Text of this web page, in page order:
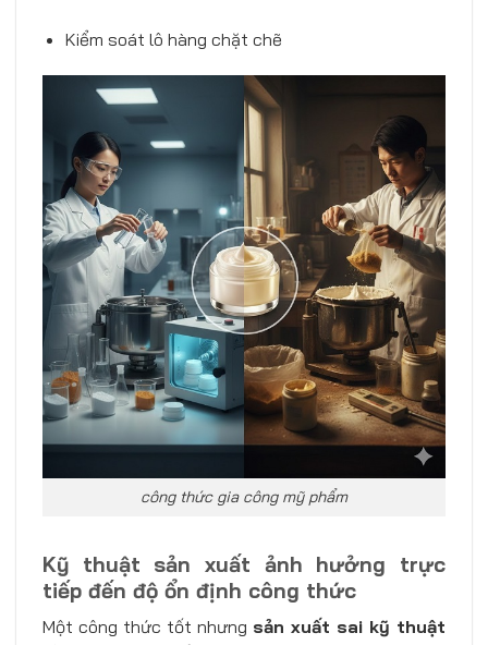
Kiểm soát lô hàng chặt chẽ
công thức gia công mỹ phẩm
Kỹ thuật sản xuất ảnh hưởng trực
tiếp đến độ ổn định công thức
Một công thức tốt nhưng sản xuất sai kỹ thuật